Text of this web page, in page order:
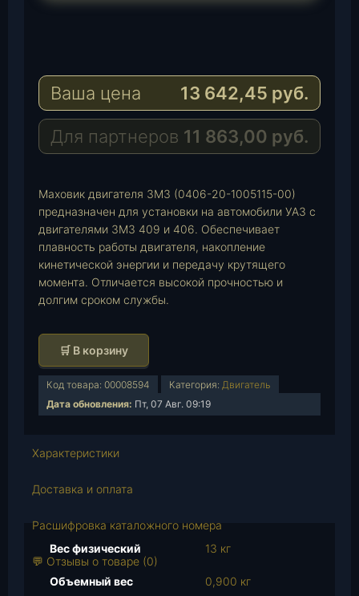
e
r
a
m
a
s
A
p
a
i
l
Ваша цена 13 642,45 руб.
Для партнеров 11 863,00 руб.
Маховик двигателя ЗМЗ (0406-20-1005115-00)
предназначен для установки на автомобили УАЗ с
двигателями ЗМЗ 409 и 406. Обеспечивает
плавность работы двигателя, накопление
кинетической энергии и передачу крутящего
момента. Отличается высокой прочностью и
долгим сроком службы.
о
л
ч
с
в
т
в
🛒 В корзину
Код товара: 00008594 Категория: Двигатель
Дата обновления: Пт, 07 Авг. 09:19
Характеристики
Доставка и оплата
Расшифровка каталожного номера
💬 Отзывы о товаре (0)
Вес физический 13 кг
Объемный вес 0,900 кг